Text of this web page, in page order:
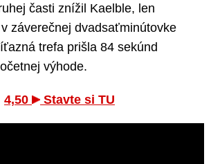
časti znížil Kaelble, len
záverečnej dvadsaťminútovke
trefa prišla 84 sekúnd
výhode.
4,50 Stavte si TU